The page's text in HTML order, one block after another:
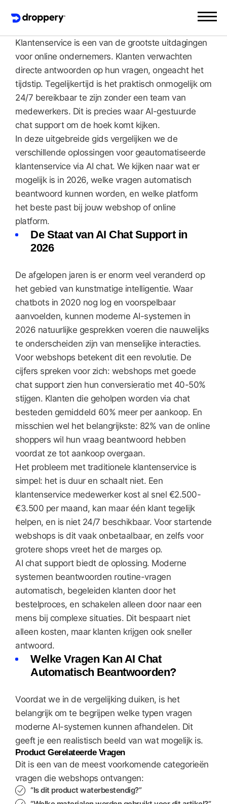
Klantenservice is een van de grootste uitdagingen
voor online ondernemers. Klanten verwachten
directe antwoorden op hun vragen, ongeacht het
tijdstip. Tegelijkertijd is het praktisch onmogelijk om
24/7 bereikbaar te zijn zonder een team van
medewerkers. Dit is precies waar AI-gestuurde
chat support om de hoek komt kijken.
In deze uitgebreide gids vergelijken we de
verschillende oplossingen voor geautomatiseerde
klantenservice via AI chat. We kijken naar wat er
mogelijk is in 2026, welke vragen automatisch
beantwoord kunnen worden, en welke platform
het beste past bij jouw webshop of online
platform.
De Staat van AI Chat Support in
2026
De afgelopen jaren is er enorm veel veranderd op
het gebied van kunstmatige intelligentie. Waar
chatbots in 2020 nog log en voorspelbaar
aanvoelden, kunnen moderne AI-systemen in
2026 natuurlijke gesprekken voeren die nauwelijks
te onderscheiden zijn van menselijke interacties.
Voor webshops betekent dit een revolutie. De
cijfers spreken voor zich: webshops met goede
chat support zien hun conversieratio met 40-50%
stijgen. Klanten die geholpen worden via chat
besteden gemiddeld 60% meer per aankoop. En
misschien wel het belangrijkste: 82% van de online
shoppers wil hun vraag beantwoord hebben
voordat ze tot aankoop overgaan.
Het probleem met traditionele klantenservice is
simpel: het is duur en schaalt niet. Een
klantenservice medewerker kost al snel €2.500-
€3.500 per maand, kan maar één klant tegelijk
helpen, en is niet 24/7 beschikbaar. Voor startende
webshops is dit vaak onbetaalbaar, en zelfs voor
grotere shops vreet het de marges op.
AI chat support biedt de oplossing. Moderne
systemen beantwoorden routine-vragen
automatisch, begeleiden klanten door het
bestelproces, en schakelen alleen door naar een
mens bij complexe situaties. Dit bespaart niet
alleen kosten, maar klanten krijgen ook sneller
antwoord.
Welke Vragen Kan AI Chat
Automatisch Beantwoorden?
Voordat we in de vergelijking duiken, is het
belangrijk om te begrijpen welke typen vragen
moderne AI-systemen kunnen afhandelen. Dit
geeft je een realistisch beeld van wat mogelijk is.
Product Gerelateerde Vragen
Dit is een van de meest voorkomende categorieën
vragen die webshops ontvangen:
“Is dit product waterbestendig?”